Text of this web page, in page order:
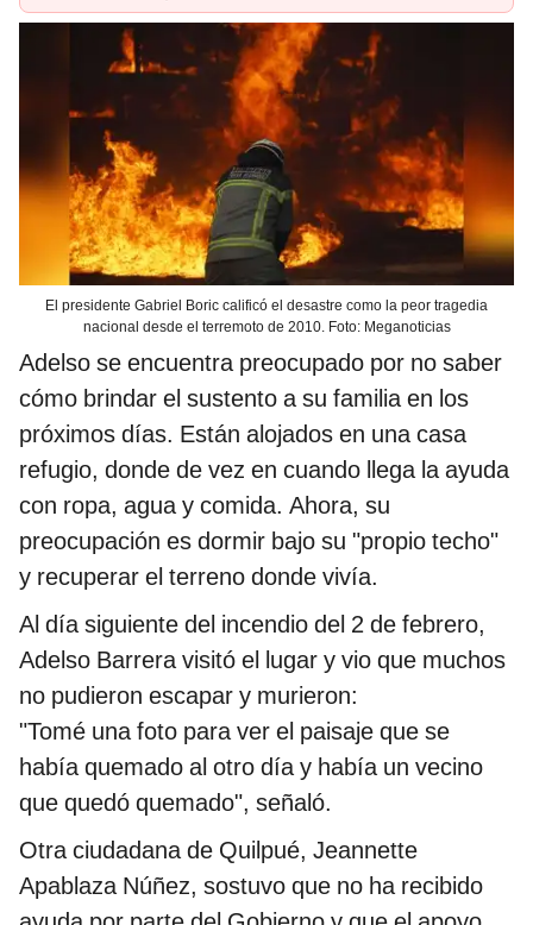
El presidente Gabriel Boric calificó el desastre como la peor tragedia
nacional desde el terremoto de 2010. Foto: Meganoticias
Adelso se encuentra preocupado por no saber
cómo brindar el sustento a su familia en los
próximos días. Están alojados en una casa
refugio, donde de vez en cuando llega la ayuda
con ropa, agua y comida. Ahora, su
preocupación es dormir bajo su "propio techo"
y recuperar el terreno donde vivía.
Al día siguiente del incendio del 2 de febrero,
Adelso Barrera visitó el lugar y vio que muchos
no pudieron escapar y murieron:
"Tomé una foto para ver el paisaje que se
había quemado al otro día y había un vecino
que quedó quemado", señaló.
Otra ciudadana de Quilpué, Jeannette
Apablaza Núñez, sostuvo que no ha recibido